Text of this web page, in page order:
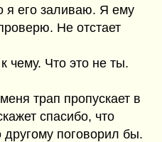
я его заливаю. Я ему
Не отстает
чему. Что это не ты.
трап пропускает в
спасибо, что
поговорил бы.